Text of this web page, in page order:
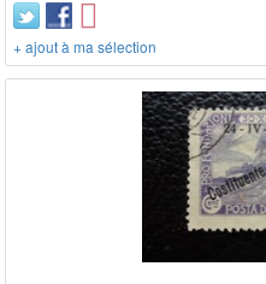
+ ajout à ma sélection